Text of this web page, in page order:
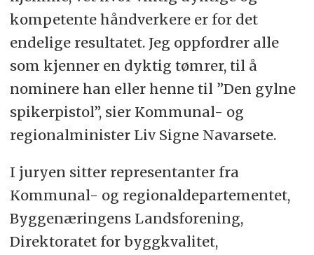
kompetente håndverkere er for det
endelige resultatet. Jeg oppfordrer alle
som kjenner en dyktig tømrer, til å
nominere han eller henne til ”Den gylne
spikerpistol”, sier Kommunal- og
regionalminister Liv Signe Navarsete.
I juryen sitter representanter fra
Kommunal- og regionaldepartementet,
Byggenæringens Landsforening,
Direktoratet for byggkvalitet,